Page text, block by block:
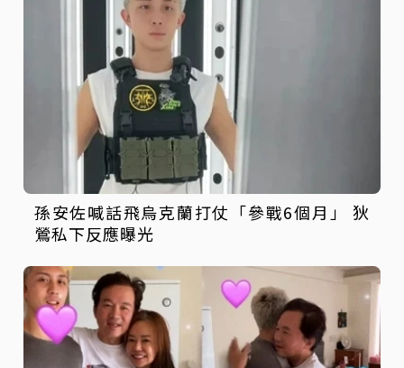
孫安佐喊話飛烏克蘭打仗「參戰6個月」 狄
鶯私下反應曝光